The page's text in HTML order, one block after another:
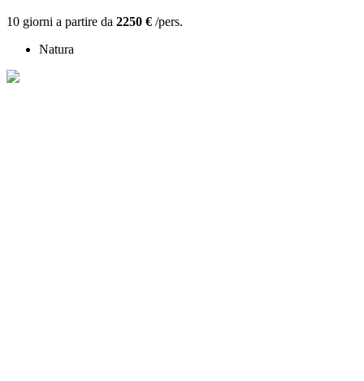
10 giorni a partire da 2250 € /pers.
Natura